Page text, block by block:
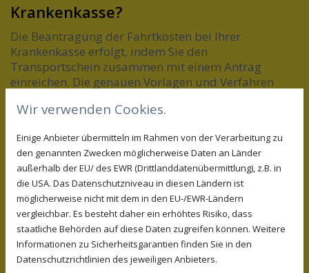
Krankenkasse?
Die Beantragung der Fahrtkosten bei Ihrer
Krankenkasse erfolgt, indem Sie den
Transportschein zusammen mit einem Antrag
einreichen. Die genauen Vorlagen und Verfahren
daher empfiehlt es sich, frühzeitig Rücksprache zu
Der Prozess der Krankenfahrt-
Organisation
Die Organisation einer Krankenfahrt kann für viele
Menschen eine Herausforderung darstellen. Mit
einer klaren Struktur und den richtigen
Informationen wird dieser Prozess jedoch erheblich
erleichtert.
Wir verwenden Cookies.
Einige Anbieter übermitteln im Rahmen von der Verarbeitung zu
den genannten Zwecken möglicherweise Daten an Länder
außerhalb der EU/ des EWR (Drittlanddatenübermittlung), z.B. in
die USA. Das Datenschutzniveau in diesen Ländern ist
möglicherweise nicht mit dem in den EU-/EWR-Ländern
vergleichbar. Es besteht daher ein erhöhtes Risiko, dass
staatliche Behörden auf diese Daten zugreifen können. Weitere
Informationen zu Sicherheitsgarantien finden Sie in den
Datenschutzrichtlinien des jeweiligen Anbieters.